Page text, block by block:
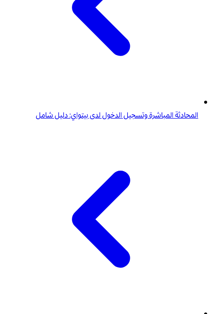
المحادثة المباشرة وتسجيل الدخول لدى بيتواي: دليل شامل